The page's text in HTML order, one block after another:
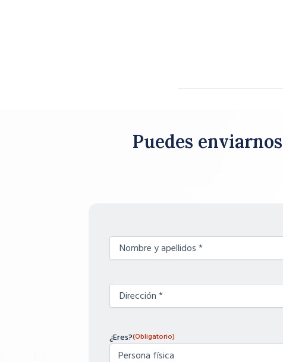
Puedes
Nombre
Sin
nombre
¿Eres?(Obligatorio)